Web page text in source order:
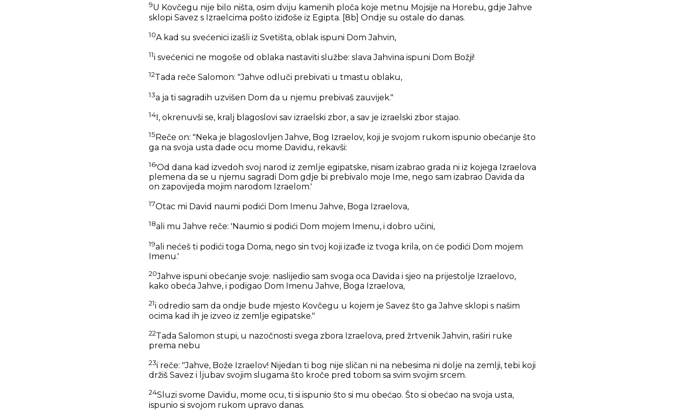
9U Kovčegu nije bilo ništa, osim dviju kamenih ploča koje metnu Mojsije na Horebu, gdje Jahve
sklopi Savez s Izraelcima pošto iziđoše iz Egipta. [8b] Ondje su ostale do danas.
10A kad su svećenici izašli iz Svetišta, oblak ispuni Dom Jahvin,
11i svećenici ne mogoše od oblaka nastaviti službe: slava Jahvina ispuni Dom Božji!
12Tada reče Salomon: "Jahve odluči prebivati u tmastu oblaku,
13a ja ti sagradih uzvišen Dom da u njemu prebivaš zauvijek."
14 I, okrenuvši se, kralj blagoslovi sav izraelski zbor, a sav je izraelski zbor stajao.
15 Reče on: "Neka je blagoslovljen Jahve, Bog Izraelov, koji je svojom rukom ispunio obećanje što
ga na svoja usta dade ocu mome Davidu, rekavši:
16'Od dana kad izvedoh svoj narod iz zemlje egipatske, nisam izabrao grada ni iz kojega Izraelova
plemena da se u njemu sagradi Dom gdje bi prebivalo moje Ime, nego sam izabrao Davida da
on zapovijeda mojim narodom Izraelom.'
17Otac mi David naumi podići Dom Imenu Jahve, Boga Izraelova,
18ali mu Jahve reče: 'Naumio si podići Dom mojem Imenu, i dobro učini,
19ali nećeš ti podići toga Doma, nego sin tvoj koji izađe iz tvoga krila, on će podići Dom mojem
Imenu.'
20Jahve ispuni obećanje svoje: naslijedio sam svoga oca Davida i sjeo na prijestolje Izraelovo,
kako obeća Jahve, i podigao Dom Imenu Jahve, Boga Izraelova,
21i odredio sam da ondje bude mjesto Kovčegu u kojem je Savez što ga Jahve sklopi s našim
ocima kad ih je izveo iz zemlje egipatske."
22Tada Salomon stupi, u nazočnosti svega zbora Izraelova, pred žrtvenik Jahvin, raširi ruke
prema nebu
23i reče: "Jahve, Bože Izraelov! Nijedan ti bog nije sličan ni na nebesima ni dolje na zemlji, tebi koji
držiš Savez i ljubav svojim slugama što kroče pred tobom sa svim svojim srcem.
24Sluzi svome Davidu, mome ocu, ti si ispunio što si mu obećao. Što si obećao na svoja usta,
ispunio si svojom rukom upravo danas.